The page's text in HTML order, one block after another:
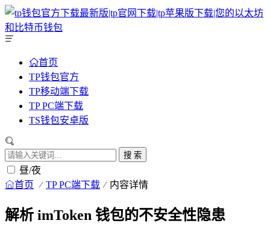
首页
TP钱包官方
TP移动端下载
TP PC端下载
TS钱包安卓版
搜 索
昼/夜
首页 TP PC端下载 内容详情
解析 imToken 钱包的不安全性隐患